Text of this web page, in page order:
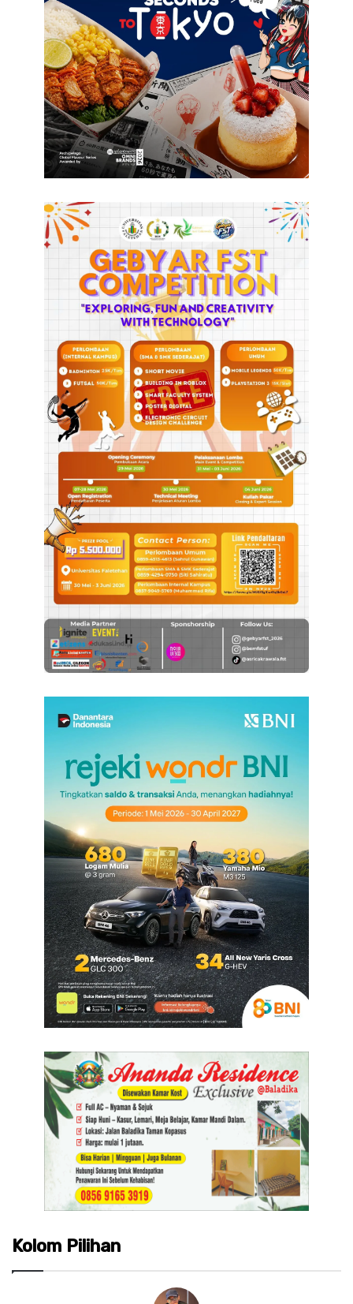
Kolom Pilihan